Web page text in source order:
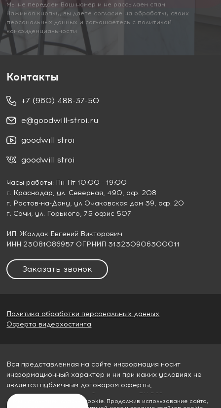
Мы не передаем Ваш номер и не рассылаем спам.
Нажимая кнопку, вы даете согласие на обработку своих
персональных данных и соглашаетесь с политикой
конфиденциальности
Контакты
+7 (960) 488-37-50
e@goodwill-stroi.ru
goodwill stroi
goodwill stroi
Часы работы: Пн-Пт 10:00 - 19:00
г. Краснодар, ул. Северная, 490, оф. 208
г. Ростов-на-Дону, ул Очаковская дом 39, оф. 20
г. Сочи, ул. Горького, 75 офис 507
ИП: Жалдак Евгений Викторович
ИНН 23081086957 ОГРНИП 313230906300011
Заказать звонок
Политика обработки персональных данных
Оферта видеохостинга
Вся представленная на сайте информация носит
информационный характер и ни при каких условиях не
является публичным договором оферты,
определяемым пунктом 2 статьи 437 ГК РФ
Мы используем файлы cookie. Продолжив использование сайта,